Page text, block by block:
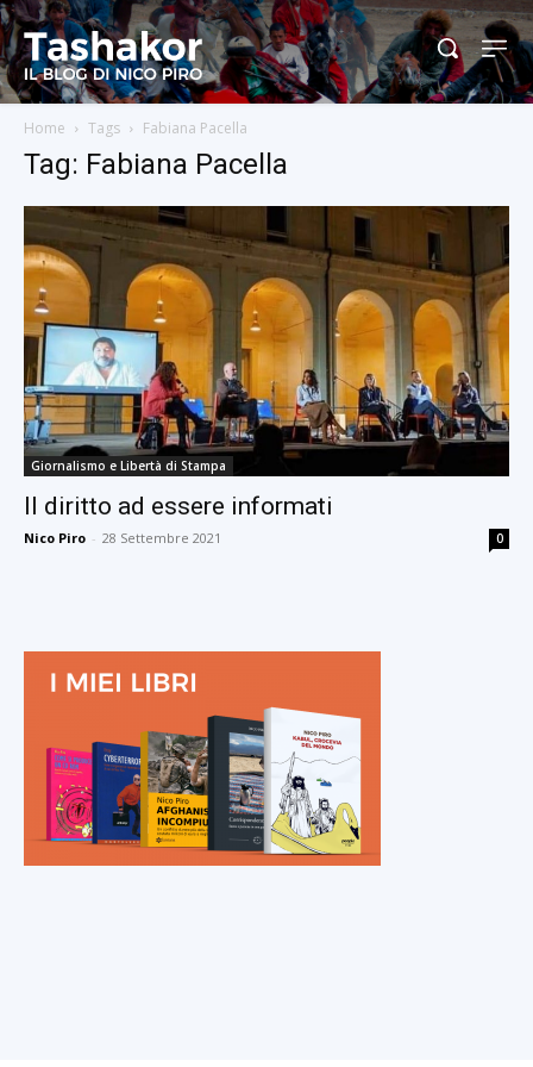
Home Tags Fabiana Pacella
Tag: Fabiana Pacella
Giornalismo e Libertà di Stampa
Il diritto ad essere informati
Nico Piro - 28 Settembre 2021 0